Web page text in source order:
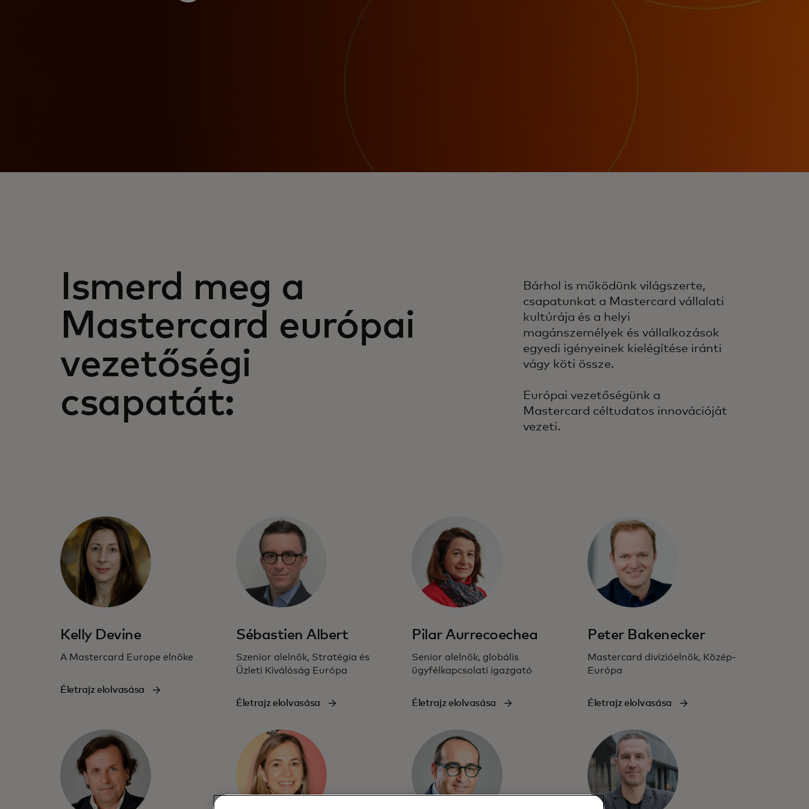
Ismerd meg a
Mastercard európai
vezetőségi
csapatát:
Bárhol is működünk világszerte,
csapatunkat a Mastercard vállalati
kultúrája és a helyi
magánszemélyek és vállalkozások
egyedi igényeinek kielégítése iránti
vágy köti össze.
Európai vezetőségünk a
Mastercard céltudatos innovációját
vezeti.
Kelly Devine
A Mastercard Europe elnöke
Életrajz elolvasása
Sébastien Albert
Szenior alelnök, Stratégia és
Üzleti Kiválóság Európa
Életrajz elolvasása
Pilar Aurrecoechea
Senior alelnök, globális
ügyfélkapcsolati igazgató
Életrajz elolvasása
Peter Bakenecker
Mastercard divízióelnök, Közép-
Európa
Életrajz elolvasása